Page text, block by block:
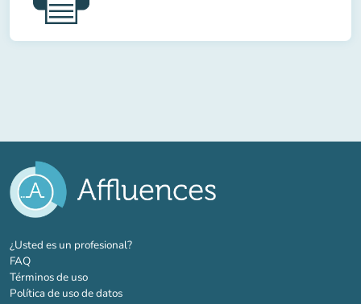
¿Usted es un profesional?(nueva pestaña)
FAQ
Términos de uso
Política de uso de datos